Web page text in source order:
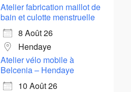
Atelier fabrication maillot de
bain et culotte menstruelle
8 Août 26
Hendaye
Atelier vélo mobile à
Belcenia – Hendaye
10 Août 26